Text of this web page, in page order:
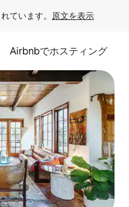
ています。 原文を表示
Airbnbでホスティング